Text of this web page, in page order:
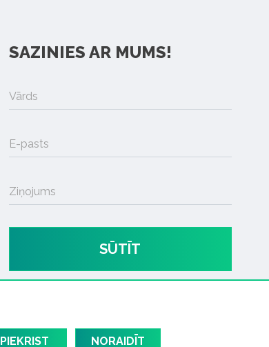
SAZINIES AR MUMS!
Vārds
E-pasts
Ziņojums
SŪTĪT
PIEKRIST NORAIDĪT